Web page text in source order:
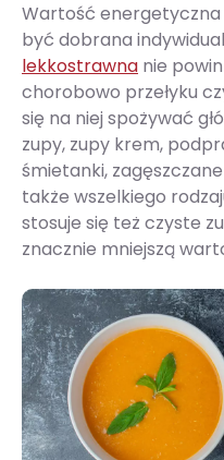
Wartość energetyczna
być dobrana
lekkostrawna nie
chorobowo przełyku
się na niej spożywać
zupy, zupy krem,
śmietanki,
także wszelkiego
stosuje się też czyste
znacznie mniejszą